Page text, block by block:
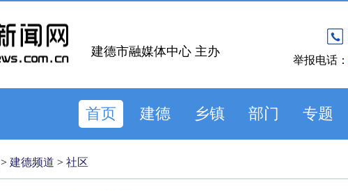
举报电话：
建德市融媒体中心 主办
首页 建德 乡镇 部门 专题
> 建德频道 > 社区